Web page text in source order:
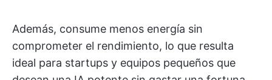
Además, consume menos energía sin
comprometer el rendimiento, lo que resulta
ideal para startups y equipos pequeños que